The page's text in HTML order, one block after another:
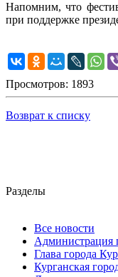
Напомним, что
при поддержке
Просмотров: 1893
Возврат к списку
Разделы
Все новости
Администрация
Глава города
Курганская